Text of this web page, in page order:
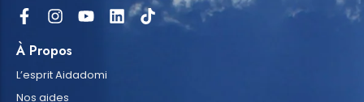
À Propos
L’esprit Aidadomi
Nos aides